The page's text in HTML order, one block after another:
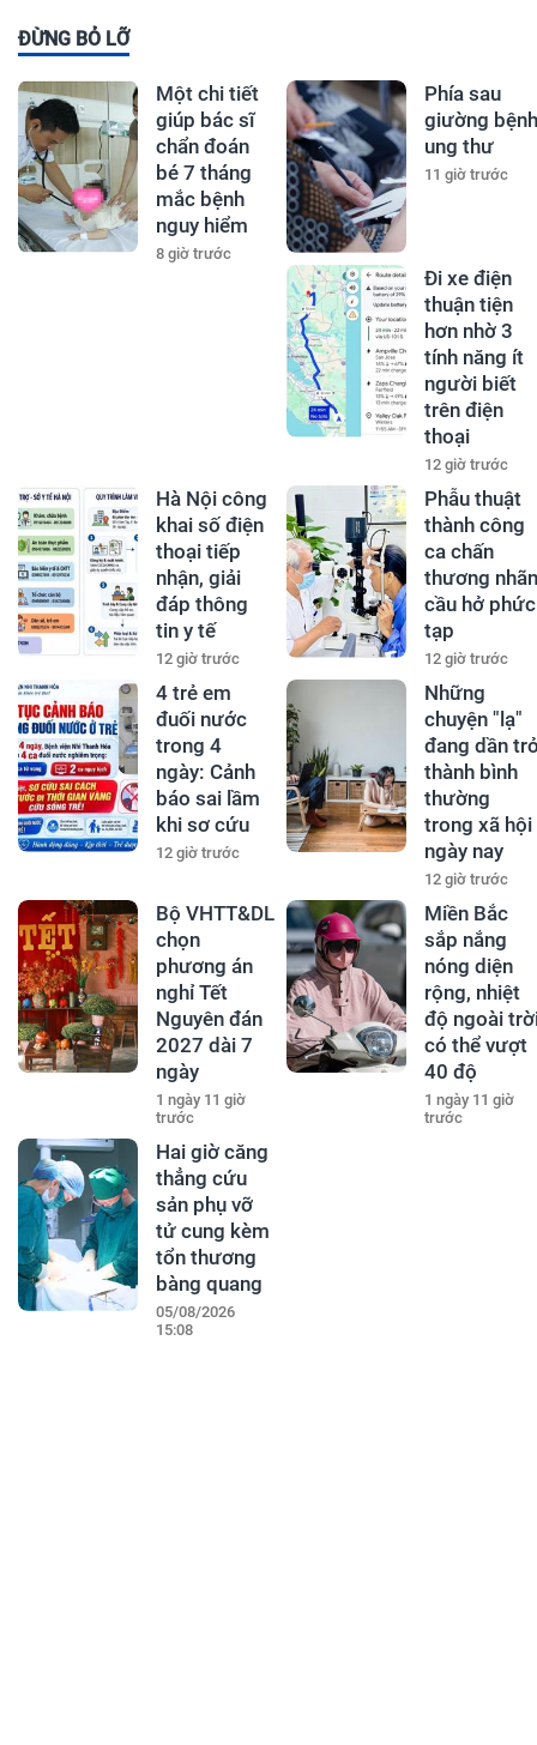
ĐỪNG BỎ LỠ
Một chi tiết
giúp bác sĩ
chẩn đoán
bé 7 tháng
mắc bệnh
nguy hiểm
8 giờ trước
Phía sau
giường bệnh
ung thư
11 giờ trước
Đi xe điện
thuận tiện
hơn nhờ 3
tính năng ít
người biết
trên điện
thoại
12 giờ trước
Hà Nội công
khai số điện
thoại tiếp
nhận, giải
đáp thông
tin y tế
12 giờ trước
Phẫu thuật
thành công
ca chấn
thương nhãn
cầu hở phức
tạp
12 giờ trước
4 trẻ em
đuối nước
trong 4
ngày: Cảnh
báo sai lầm
khi sơ cứu
12 giờ trước
Những
chuyện "lạ"
đang dần
thành bình
thường
trong xã hội
ngày nay
12 giờ trước
Bộ VHTT&DL
chọn
phương án
nghỉ Tết
Nguyên đán
2027 dài 7
ngày
1 ngày 11 giờ
trước
Miền Bắc
sắp nắng
nóng diện
rộng, nhiệt
độ ngoài
có thể vượt
40 độ
1 ngày 11 giờ
trước
Hai giờ căng
thẳng cứu
sản phụ vỡ
tử cung kèm
tổn thương
bàng quang
05/08/2026
15:08